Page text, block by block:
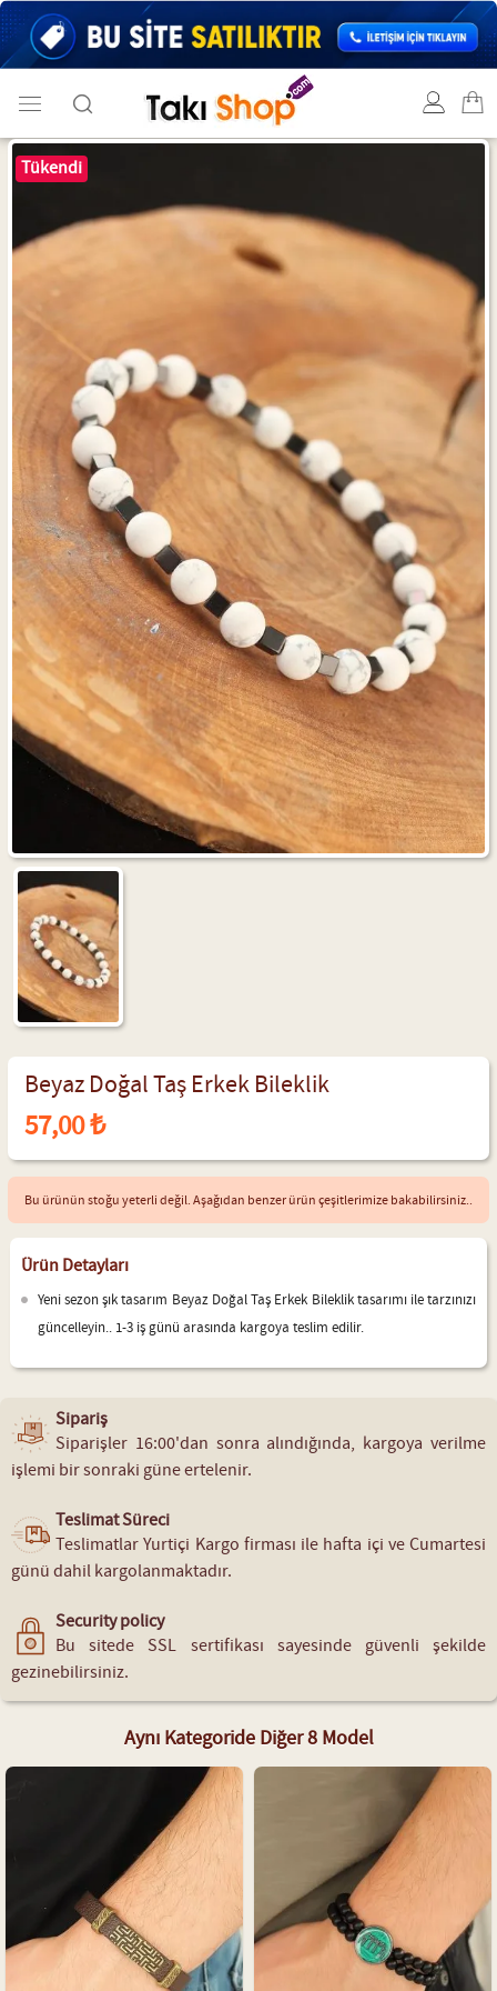
Tükendi
Beyaz Doğal Taş Erkek Bileklik
57,00 ₺
Bu ürünün stoğu yeterli değil. Aşağıdan benzer ürün çeşitlerimize bakabilirsiniz..
Ürün Detayları
Yeni sezon şık tasarım Beyaz Doğal Taş Erkek Bileklik tasarımı ile tarzınızı
güncelleyin.. 1-3 iş günü arasında kargoya teslim edilir.
Sipariş
Siparişler 16:00'dan sonra alındığında, kargoya verilme
işlemi bir sonraki güne ertelenir.
Teslimat Süreci
Teslimatlar Yurtiçi Kargo firması ile hafta içi ve Cumartesi
günü dahil kargolanmaktadır.
Security policy
Bu sitede SSL sertifikası sayesinde güvenli şekilde
gezinebilirsiniz.
Aynı Kategoride Diğer 8 Model